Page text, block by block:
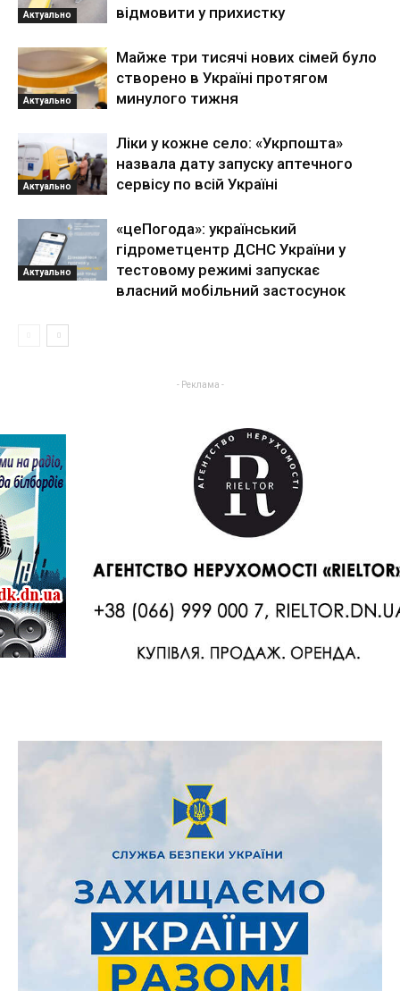
Актуально
відмовити у прихистку
Актуально
Майже три тисячі нових сімей було
створено в Україні протягом
минулого тижня
Актуально
Ліки у кожне село: «Укрпошта»
назвала дату запуску аптечного
сервісу по всій Україні
Актуально
«цеПогода»: український
гідрометцентр ДСНС України у
тестовому режимі запускає
власний мобільний застосунок
- Реклама -